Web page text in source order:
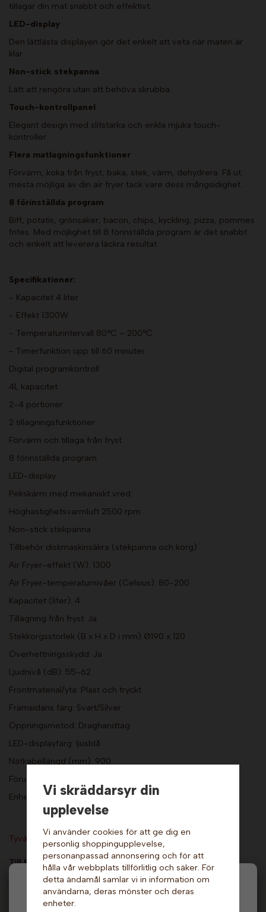
Hej och välkommen till Gottes!
tillagar din mat snabbt och effektivt.
LED-display
Den lättlästa displayen gör det enkelt att veta när maten är
klar
Non-stick stekpanna
Lätt att rengöra utan att behöva skrubba.
Touch-kontrollpanel
Elegant design med slitstarka och enkla mjuka touch-
kontroller.
Flera matlagningsfunktioner
Förvärm, koka från fryst; baka, stek, värm, dehydrera. Få ut
mesta möjliga av din air fryer tack vare dess mångsidighet.
8 förinställda program
Biff, potatis, grönsaker, bacon, chips, kyckling, pizza, pommes
frites. Med möjlighet till 8 förinställda program är det snabbt
och enkelt att leverera läckra resultat
Specifikationer:
- Kapacitet 4 liter
- Effekt 1300W
- Temperaturintervall 80°C – 200°C
- Timerfunktion upp till 60 minuter
Digital programkontroll
4L kapacitet
2-4 portioner
2 tillagningsfunktioner
Förvärm och tillaga från fryst
8 förinställda program
LED-display
Pekskärm med mekaniskt vred
Höghastighetsvarmluft 2500 rpm
Non-stick stekpanna
Tillbehör diskmaskinsäkra (stekpanna och korg)
Air Fryer-effekt (W): 1300
Air Fryer-temperaturnivåer (Celsius): 80-200
Kapacitet (liter): 4
Tillagning från fryst: Ja
Stekkorgsstorlek (B x H x D i mm) Ø190 x 120
Överhettningsskydd: Ja
Ljudnivå (dB): 55-62
Frontmaterial/yta: Plast och tryckt
Framsidans färg: Svart/Silver
Öppningsmetod: Draghandtag
LED-displayfärg: ljusblå
Nätkabellängd (mm): 900
Föruppvärmning: Ja
Enhetsstorlek (B x H x D i mm): 318 x 327 x 261
Tyvärr ingår inte denna produkt i vårt sortiment för tillfället.
Till butikens startsida »
Sitemap »
Artikelnummer:
Vi skräddarsyr din
upplevelse
Vi använder cookies för att ge dig en
personlig shoppingupplevelse,
personanpassad annonsering och för att
hålla vår webbplats tillförlitlig och säker. För
detta ändamål samlar vi in information om
användarna, deras mönster och deras
enheter.